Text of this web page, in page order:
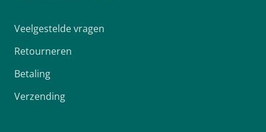
Veelgestelde vragen
Retourneren
Betaling
Verzending